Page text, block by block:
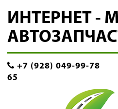
ИНТЕРНЕТ -
+7 (928) 049-99-78
65